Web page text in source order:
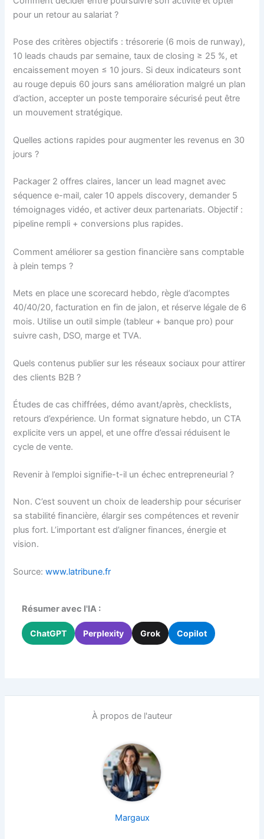
pour un retour au salariat ?
Pose des critères objectifs : trésorerie (6 mois de runway),
10 leads chauds par semaine, taux de closing ≥ 25 %, et
encaissement moyen ≤ 10 jours. Si deux indicateurs sont
au rouge depuis 60 jours sans amélioration malgré un plan
d’action, accepter un poste temporaire sécurisé peut être
un mouvement stratégique.
Quelles actions rapides pour augmenter les revenus en 30
jours ?
Packager 2 offres claires, lancer un lead magnet avec
séquence e-mail, caler 10 appels discovery, demander 5
témoignages vidéo, et activer deux partenariats. Objectif :
pipeline rempli + conversions plus rapides.
Comment améliorer sa gestion financière sans comptable
à plein temps ?
Mets en place une scorecard hebdo, règle d’acomptes
40/40/20, facturation en fin de jalon, et réserve légale de 6
mois. Utilise un outil simple (tableur + banque pro) pour
suivre cash, DSO, marge et TVA.
Quels contenus publier sur les réseaux sociaux pour attirer
des clients B2B ?
Études de cas chiffrées, démo avant/après, checklists,
retours d’expérience. Un format signature hebdo, un CTA
explicite vers un appel, et une offre d’essai réduisent le
cycle de vente.
Revenir à l’emploi signifie-t-il un échec entrepreneurial ?
Non. C’est souvent un choix de leadership pour sécuriser
sa stabilité financière, élargir ses compétences et revenir
plus fort. L’important est d’aligner finances, énergie et
vision.
Source:www.latribune.fr
Résumer avec l'IA :
ChatGPT Perplexity Grok Copilot
À propos de l'auteur
Margaux